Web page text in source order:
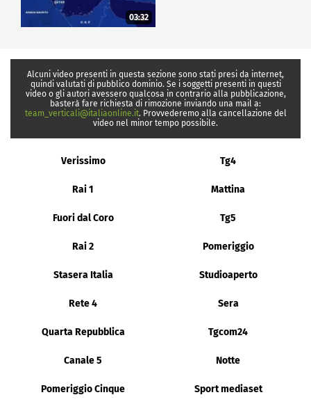
03:32
Alcuni video presenti in questa sezione sono stati presi da internet,
quindi valutati di pubblico dominio. Se i soggetti presenti in questi
video o gli autori avessero qualcosa in contrario alla pubblicazione,
basterà fare richiesta di rimozione inviando una mail a:
team_verticali@italiaonline.it. Provvederemo alla cancellazione del
video nel minor tempo possibile.
Verissimo Tg4
Rai 1 Mattina
Fuori dal Coro Tg5
Rai 2 Pomeriggio
Stasera Italia Studioaperto
Rete 4 Sera
Quarta Repubblica Tgcom24
Canale 5 Notte
Pomeriggio Cinque Sport mediaset